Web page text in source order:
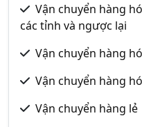
Vận chuyển hàng
các tỉnh và ngược lại
Vận chuyển hàng
Vận chuyển hàng
Vận chuyển hàng lẻ